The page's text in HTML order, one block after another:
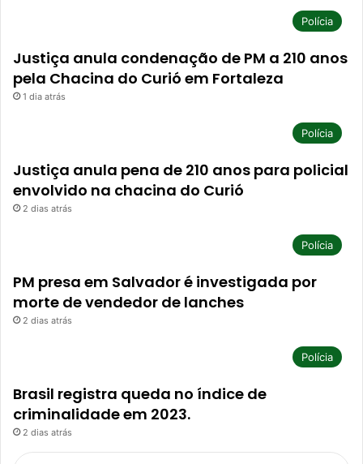
Polícia
Justiça anula condenação de PM a 210 anos
pela Chacina do Curió em Fortaleza
1 dia atrás
Polícia
Justiça anula pena de 210 anos para policial
envolvido na chacina do Curió
2 dias atrás
Polícia
PM presa em Salvador é investigada por
morte de vendedor de lanches
2 dias atrás
Polícia
Brasil registra queda no índice de
criminalidade em 2023.
2 dias atrás